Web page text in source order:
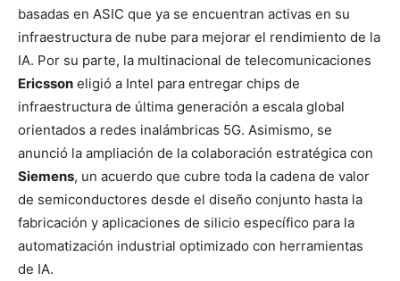
basadas en ASIC que ya se encuentran activas en su
infraestructura de nube para mejorar el rendimiento de la
IA. Por su parte, la multinacional de telecomunicaciones
Ericsson eligió a Intel para entregar chips de
infraestructura de última generación a escala global
orientados a redes inalámbricas 5G. Asimismo, se
anunció la ampliación de la colaboración estratégica con
Siemens, un acuerdo que cubre toda la cadena de valor
de semiconductores desde el diseño conjunto hasta la
fabricación y aplicaciones de silicio específico para la
automatización industrial optimizado con herramientas
de IA.